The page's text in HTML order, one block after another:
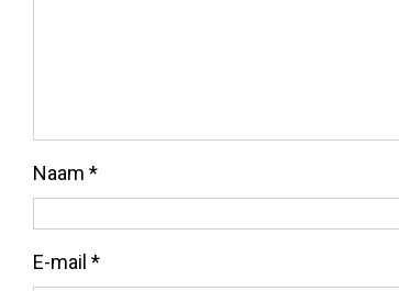
Naam *
E-mail *